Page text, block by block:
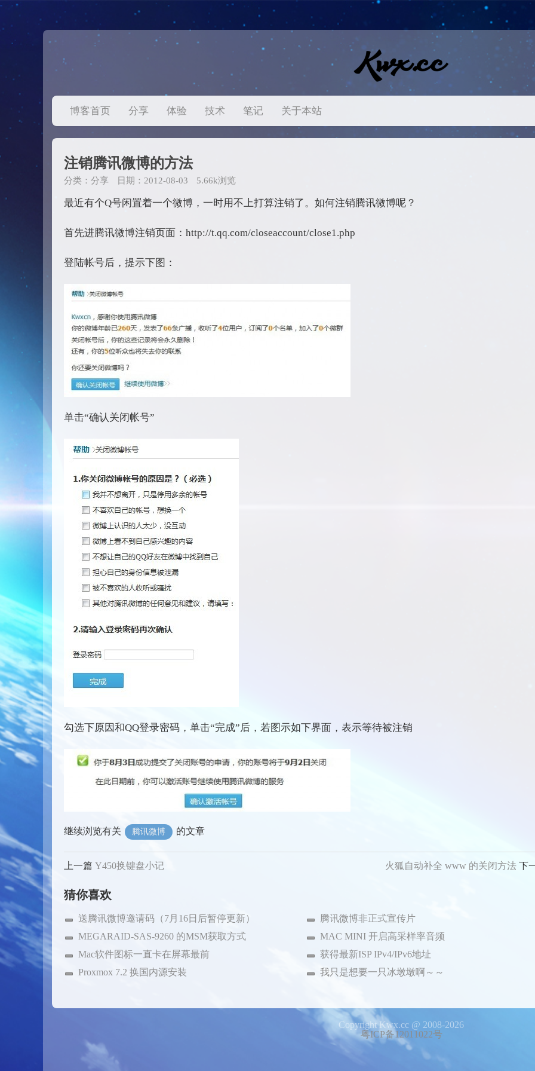
博客首页 分享 体验 技术 笔记 关于本站
注销腾讯微博的方法
分类： 分享 日期：2012-08-03 5.66k浏览
最近有个Q号闲置着一个微博，一时用不上打算注销了。如何注销腾讯微博呢？
首先进腾讯微博注销页面：http://t.qq.com/closeaccount/close1.php
登陆帐号后，提示下图：
单击“确认关闭帐号”
勾选下原因和QQ登录密码，单击“完成”后，若图示如下界面，表示等待被注销
继续浏览有关 腾讯微博 的文章
上一篇 Y450换键盘小记 火狐自动补全 www 的关闭方法 下
猜你喜欢
送腾讯微博邀请码（7月16日后暂停更新）
腾讯微博非正式宣传片
MEGARAID-SAS-9260 的MSM获取方式
MAC MINI 开启高采样率音频
Mac软件图标一直卡在屏幕最前
获得最新ISP IPv4/IPv6地址
Proxmox 7.2 换国内源安装
我只是想要一只冰墩墩啊～～
Copyright Kwx.cc @ 2008-2026
粤ICP备12011022号